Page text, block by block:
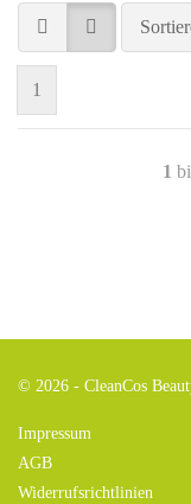
1
1
© 2026 - CleanCos
Impressum
AGB
Widerrufsrichtlinien